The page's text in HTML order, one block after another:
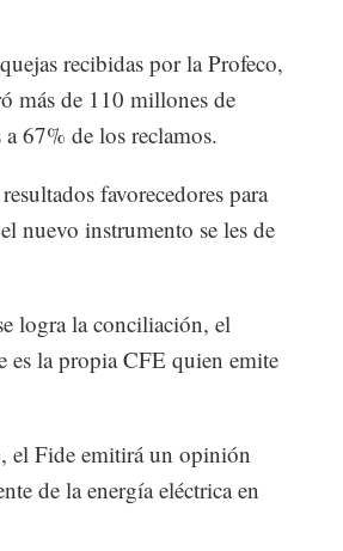
recibidas por la Profeco,
más de 110 millones de
67% de los reclamos.
favorecedores para
nuevo instrumento se les de
logra la conciliación, el
es la propia CFE quien emite
el Fide emitirá un opinión
de la energía eléctrica en